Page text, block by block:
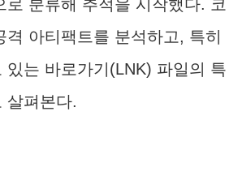
로 분류해 추적을 시작했다. 코
격 아티팩트를 분석하고, 특히
있는 바로가기(LNK) 파일의 특
살펴본다.